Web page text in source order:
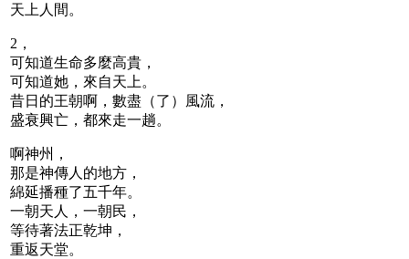
天上人間。
2，
可知道生命多麼高貴，
可知道她，來自天上。
昔日的王朝啊，數盡（了）風流，
盛衰興亡，都來走一趟。
啊神州，
那是神傳人的地方，
綿延播種了五千年。
一朝天人，一朝民，
等待著法正乾坤，
重返天堂。